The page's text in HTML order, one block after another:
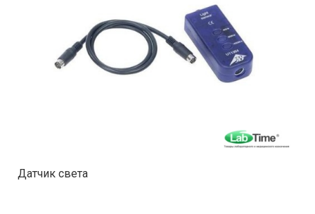
Датчик света